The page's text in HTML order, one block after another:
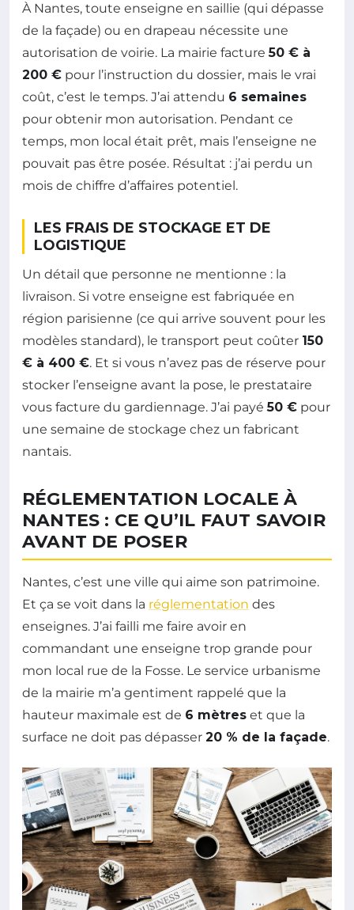
À Nantes, toute enseigne en saillie (qui dépasse
de la façade) ou en drapeau nécessite une
autorisation de voirie. La mairie facture50 € à
200 € pour l’instruction du dossier, mais le vrai
coût, c’est le temps. J’ai attendu 6 semaines
pour obtenir mon autorisation. Pendant ce
temps, mon local était prêt, mais l’enseigne ne
pouvait pas être posée. Résultat : j’ai perdu un
mois de chiffre d’affaires potentiel.
LES FRAIS DE STOCKAGE ET DE
LOGISTIQUE
Un détail que personne ne mentionne : la
livraison. Si votre enseigne est fabriquée en
région parisienne (ce qui arrive souvent pour les
modèles standard), le transport peut coûter 150
€ à 400 €. Et si vous n’avez pas de réserve pour
stocker l’enseigne avant la pose, le prestataire
vous facture du gardiennage. J’ai payé50 € pour
une semaine de stockage chez un fabricant
nantais.
RÉGLEMENTATION LOCALE À
NANTES : CE QU’IL FAUT SAVOIR
AVANT DE POSER
Nantes, c’est une ville qui aime son patrimoine.
Et ça se voit dans la réglementation des
enseignes. J’ai failli me faire avoir en
commandant une enseigne trop grande pour
mon local rue de la Fosse. Le service urbanisme
de la mairie m’a gentiment rappelé que la
hauteur maximale est de 6 mètres et que la
surface ne doit pas dépasser 20 % de la façade.